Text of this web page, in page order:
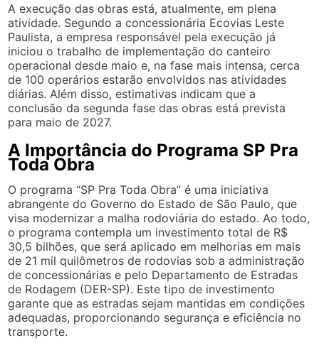
A execução das obras está, atualmente, em plena
atividade. Segundo a concessionária Ecovias Leste
Paulista, a empresa responsável pela execução já
iniciou o trabalho de implementação do canteiro
operacional desde maio e, na fase mais intensa, cerca
de 100 operários estarão envolvidos nas atividades
diárias. Além disso, estimativas indicam que a
conclusão da segunda fase das obras está prevista
para maio de 2027.
A Importância do Programa SP Pra
Toda Obra
O programa “SP Pra Toda Obra” é uma iniciativa
abrangente do Governo do Estado de São Paulo, que
visa modernizar a malha rodoviária do estado. Ao todo,
o programa contempla um investimento total de R$
30,5 bilhões, que será aplicado em melhorias em mais
de 21 mil quilômetros de rodovias sob a administração
de concessionárias e pelo Departamento de Estradas
de Rodagem (DER-SP). Este tipo de investimento
garante que as estradas sejam mantidas em condições
adequadas, proporcionando segurança e eficiência no
transporte.